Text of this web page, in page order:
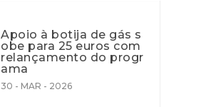
Apoio à botija de gás s
obe para 25 euros com
relançamento do progr
ama
30 - MAR - 2026